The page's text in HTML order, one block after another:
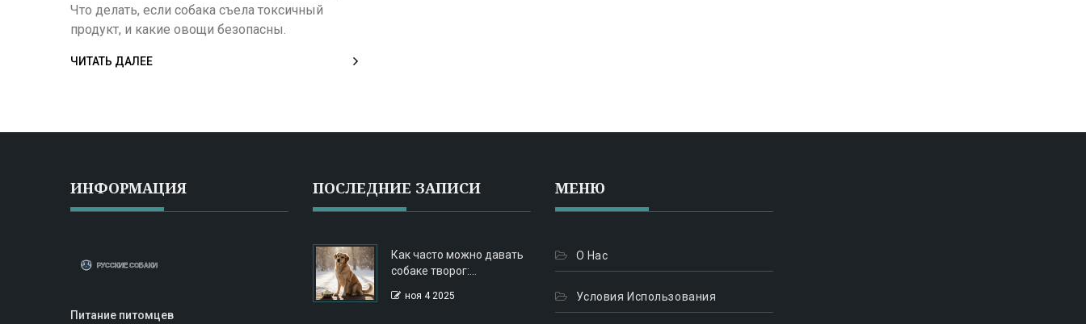
Что делать, если собака съела токсичный
продукт, и какие овощи безопасны.
ЧИТАТЬ ДАЛЕЕ
ИНФОРМАЦИЯ
Питание питомцев
ПОСЛЕДНИЕ ЗАПИСИ
Как часто можно давать
собаке творог:
правила кормления
ноя 4 2025
МЕНЮ
О Нас
Условия Использования